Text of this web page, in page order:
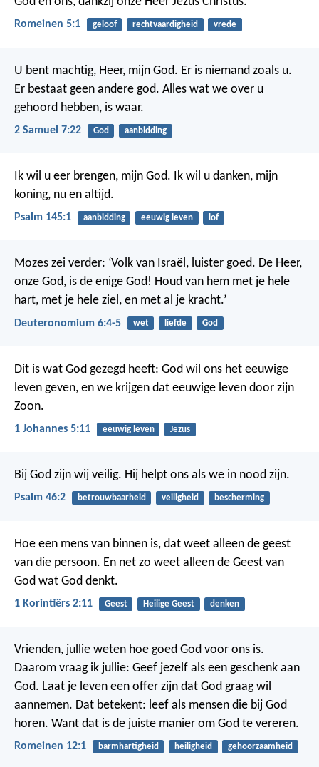
Romeinen 5:1 geloof rechtvaardigheid vrede
U bent machtig, Heer, mijn God. Er is niemand zoals u.
Er bestaat geen andere god. Alles wat we over u
gehoord hebben, is waar.
2 Samuel 7:22 God aanbidding
Ik wil u eer brengen, mijn God. Ik wil u danken, mijn
koning, nu en altijd.
Psalm 145:1 aanbidding eeuwig leven lof
Mozes zei verder: ‘Volk van Israël, luister goed. De Heer,
onze God, is de enige God! Houd van hem met je hele
hart, met je hele ziel, en met al je kracht.’
Deuteronomium 6:4-5 wet liefde God
Dit is wat God gezegd heeft: God wil ons het eeuwige
leven geven, en we krijgen dat eeuwige leven door zijn
Zoon.
1 Johannes 5:11 eeuwig leven Jezus
Bij God zijn wij veilig. Hij helpt ons als we in nood zijn.
Psalm 46:2 betrouwbaarheid veiligheid bescherming
Hoe een mens van binnen is, dat weet alleen de geest
van die persoon. En net zo weet alleen de Geest van
God wat God denkt.
1 Korintiërs 2:11 Geest Heilige Geest denken
Vrienden, jullie weten hoe goed God voor ons is.
Daarom vraag ik jullie: Geef jezelf als een geschenk aan
God. Laat je leven een offer zijn dat God graag wil
aannemen. Dat betekent: leef als mensen die bij God
horen. Want dat is de juiste manier om God te vereren.
Romeinen 12:1 barmhartigheid heiligheid gehoorzaamheid